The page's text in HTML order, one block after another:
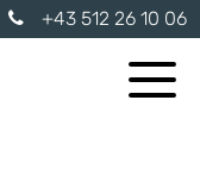
+43 512 26 10 06